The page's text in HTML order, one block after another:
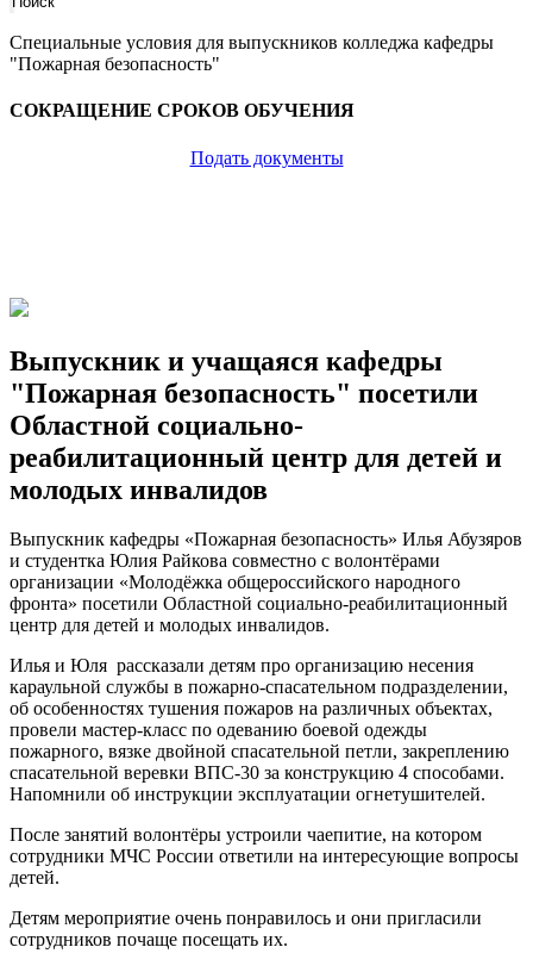
Специальные условия для выпускников колледжа кафедры
"Пожарная безопасность"
СОКРАЩЕНИЕ СРОКОВ ОБУЧЕНИЯ
Подать документы
Выпускник и учащаяся кафедры
"Пожарная безопасность" посетили
Областной социально-
реабилитационный центр для детей и
молодых инвалидов
Выпускник кафедры «Пожарная безопасность» Илья Абузяров
и студентка Юлия Райкова совместно с волонтёрами
организации «Молодёжка об­ще­рос­сийс­кого народного
фронта» посетили Областной социально-реабилитационный
центр для детей и молодых инвалидов.
Илья и Юля рассказали детям про организацию несения
караульной службы в пожарно-спасательном подразделении,
об особенностях тушения пожаров на различных объектах,
провели мастер-класс по одеванию боевой одежды
пожарного, вязке двойной спасательной петли, закреплению
спасательной веревки ВПС-30 за конструкцию 4 способами.
Напомнили об инструкции эксплуатации огнетушителей.
После занятий волонтёры устроили чаепитие, на котором
сотрудники МЧС России ответили на интересующие вопросы
детей.
Детям мероприятие очень понравилось и они пригласили
сотрудников почаще посещать их.